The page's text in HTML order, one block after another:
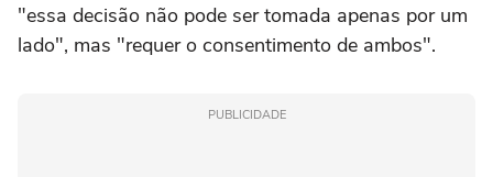
"essa decisão não pode ser tomada apenas por um
lado", mas "requer o consentimento de ambos".
PUBLICIDADE